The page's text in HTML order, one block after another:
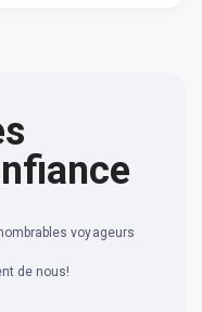
voyageurs
de nous!